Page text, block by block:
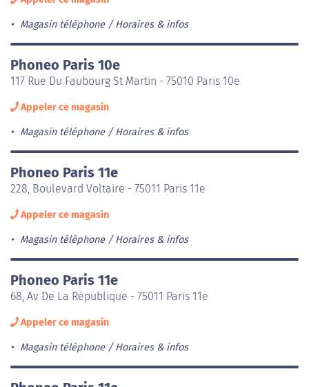
Magasin téléphone Horaires & infos
Phoneo Paris 10e
117 Rue Du Faubourg St Martin - 75010 Paris 10e
Appeler ce magasin
Magasin téléphone Horaires & infos
Phoneo Paris 11e
228, Boulevard Voltaire - 75011 Paris 11e
Appeler ce magasin
Magasin téléphone Horaires & infos
Phoneo Paris 11e
68, Av De La République - 75011 Paris 11e
Appeler ce magasin
Magasin téléphone Horaires & infos